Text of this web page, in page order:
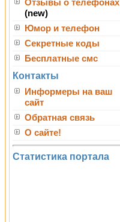
Отзывы о телефонах
(new)
Юмор и телефон
Секретные коды
Бесплатные смс
Контакты
Информеры на ваш
сайт
Обратная связь
О сайте!
Статистика портала